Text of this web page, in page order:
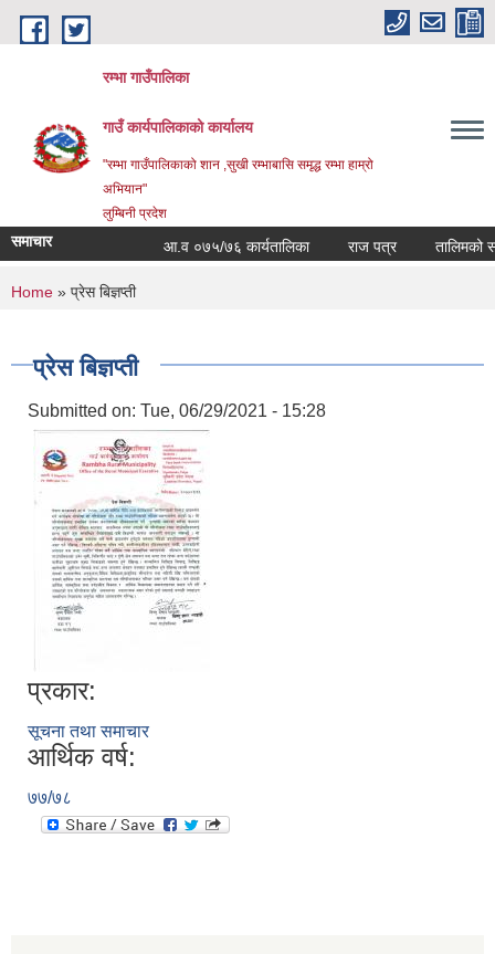
Skip to main content
रम्भा गाउँपालिका
गाउँ कार्यपालिकाको कार्यालय
"रम्भा गाउँपालिकाको शान ,सुखी रम्भाबासि समृद्ध रम्भा हाम्रो
अभियान"
लुम्बिनी प्रदेश
समाचार आ.व ०७५/७६ कार्यतालिका राज पत्र तालिमको समय
You are here
Home » प्रेस बिज्ञप्ती
प्रेस बिज्ञप्ती
Submitted on: Tue, 06/29/2021 - 15:28
प्रकार:
सूचना तथा समाचार
आर्थिक वर्ष:
७७/७८